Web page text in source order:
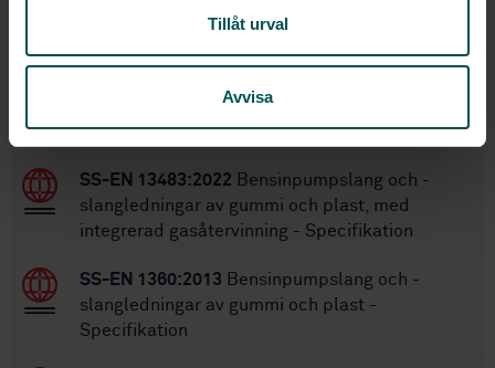
Tillåt urval
Avvisa
STANDARDER
SS-EN 13483:2022 Bensinpumpslang och -
slangledningar av gummi och plast, med
integrerad gasåtervinning - Specifikation
SS-EN 1360:2013 Bensinpumpslang och -
slangledningar av gummi och plast -
Specifikation